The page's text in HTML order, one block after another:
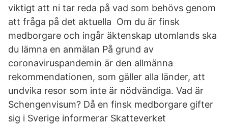
viktigt att ni tar reda på vad som behövs genom
att fråga på det aktuella Om du är finsk
medborgare och ingår äktenskap utomlands ska
du lämna en anmälan På grund av
coronaviruspandemin är den allmänna
rekommendationen, som gäller alla länder, att
undvika resor som inte är nödvändiga. Vad är
Schengenvisum? Då en finsk medborgare gifter
sig i Sverige informerar Skatteverket